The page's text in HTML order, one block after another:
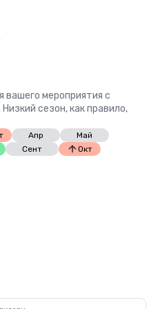
вашего мероприятия с
сезон, как правило,
Апр
Май
Сент
Окт